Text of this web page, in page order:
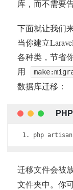
库，而不需要
下面就让我们
当你建立
各种类，节省
用
数据库迁移：
php artisan
迁移文件会被
文件夹中。你